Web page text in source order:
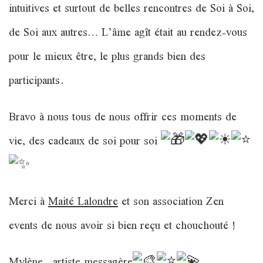
intuitives et surtout de belles rencontres de Soi à Soi,
de Soi aux autres… L’âme agît était au rendez-vous
pour le mieux être, le plus grands bien des
participants.
Bravo à nous tous de nous offrir ces moments de
vie, des cadeaux de soi pour soi
Merci àMaité Lalondreet son association Zen
events de nous avoir si bien reçu et chouchouté !